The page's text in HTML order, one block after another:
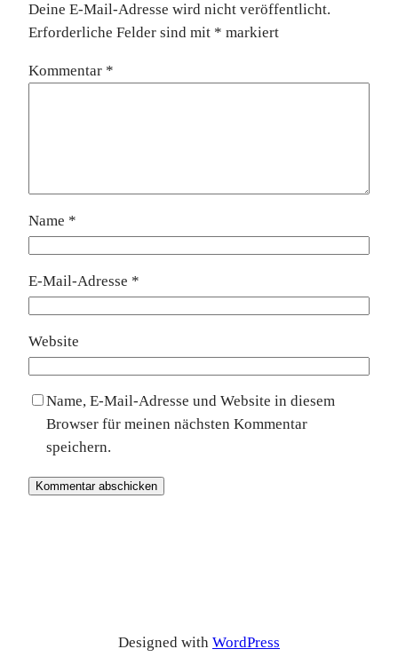
Deine E-Mail-Adresse wird nicht veröffentlicht.
Erforderliche Felder sind mit * markiert
Kommentar *
Name *
E-Mail-Adresse *
Website
Name, E-Mail-Adresse und Website in diesem
Browser für meinen nächsten Kommentar
speichern.
Designed with WordPress